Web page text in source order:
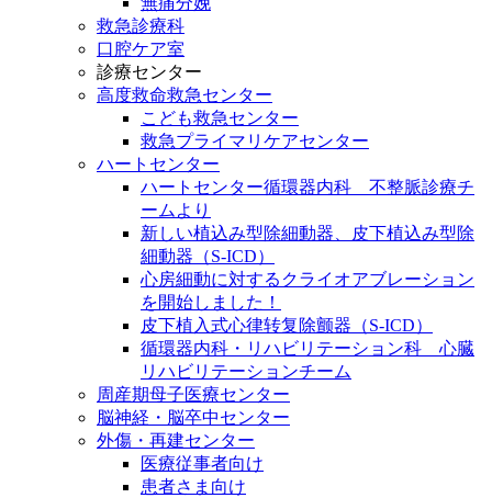
救急診療科
口腔ケア室
診療センター
高度救命救急センター
こども救急センター
救急プライマリケアセンター
ハートセンター
ハートセンター循環器内科 不整脈診療チ
ームより
新しい植込み型除細動器、皮下植込み型除
細動器（S-ICD）
心房細動に対するクライオアブレーション
を開始しました！
皮下植入式心律转复除颤器（S-ICD）
循環器内科・リハビリテーション科 心臓
リハビリテーションチーム
周産期母子医療センター
脳神経・脳卒中センター
外傷・再建センター
医療従事者向け
患者さま向け